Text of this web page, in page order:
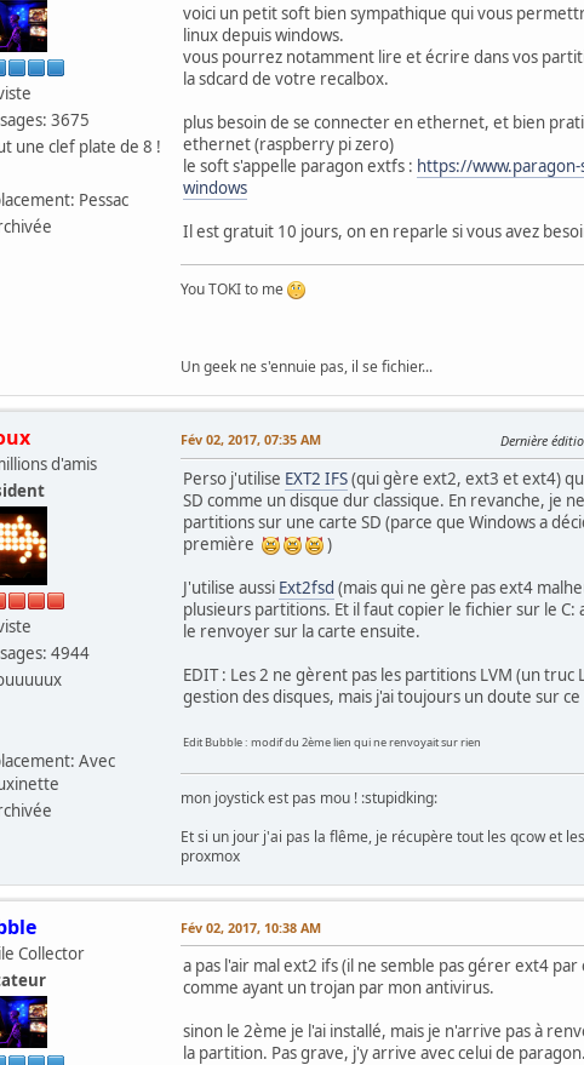
3675
une clef plate de 8 !
Pessac
voici un petit soft bien sympathique qui vous
linux depuis windows.
vous pourrez notamment lire et écrire dans vos
la sdcard de votre recalbox.
plus besoin de se connecter en ethernet, et bien
ethernet (raspberry pi zero)
le soft s'appelle paragon extfs : https://
windows
Il est gratuit 10 jours, on en reparle si vous avez
You TOKI to me
Un geek ne s'ennuie pas, il se fichier...
d'amis
4944
Avec
Fév 02, 2017, 07:35 AM Dernière
Perso j'utilise EXT2 IFS(qui gère ext2, ext3 et ext4)
SD comme un disque dur classique. En revanche, je
partitions sur une carte SD (parce que Windows a
première
)
J'utilise aussi Ext2fsd (mais qui ne gère pas ext4
plusieurs partitions. Et il faut copier le fichier sur le
le renvoyer sur la carte ensuite.
EDIT : Les 2 ne gèrent pas les partitions LVM (un
gestion des disques, mais j'ai toujours un doute sur
Edit Bubble : modif du 2ème lien qui ne renvoyait sur rien
mon joystick est pas mou ! :stupidking:
Et si un jour j'ai pas la flême, je récupère tout les qcow et
proxmox
Collector
Fév 02, 2017, 10:38 AM
a pas l'air mal ext2 ifs (il ne semble pas gérer ext4
comme ayant un trojan par mon antivirus.
sinon le 2ème je l'ai installé, mais je n'arrive pas à
la partition. Pas grave, j'y arrive avec celui de paragon.